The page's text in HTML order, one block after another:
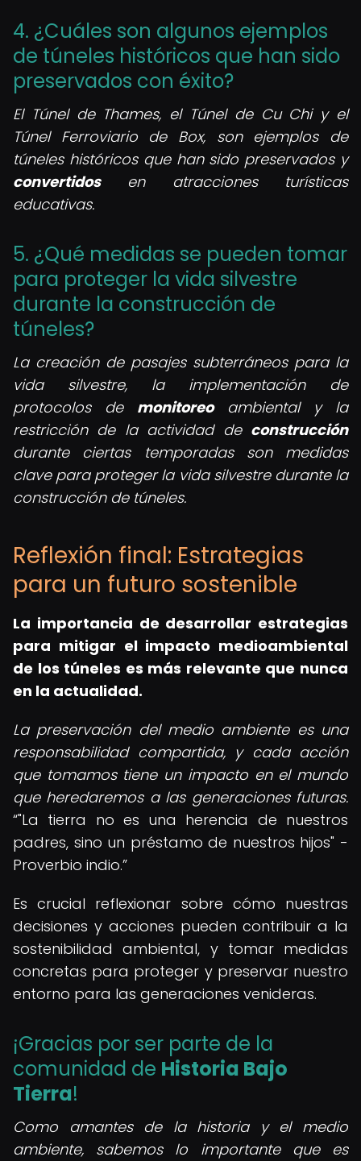
4. ¿Cuáles son algunos ejemplos
de túneles históricos que han sido
preservados con éxito?
El Túnel de Thames, el Túnel de Cu Chi y el
Túnel Ferroviario de Box, son ejemplos de
túneles históricos que han sido preservados y
convertidosen atracciones turísticas
educativas.
5. ¿Qué medidas se pueden tomar
para proteger la vida silvestre
durante la construcción de
túneles?
La creación de pasajes subterráneos para la
vida silvestre, la implementación de
protocolos de monitoreoambiental y la
restricción de la actividad de construcción
durante ciertas temporadas son medidas
clave para proteger la vida silvestre durante la
construcción de túneles.
Reflexión final: Estrategias
para un futuro sostenible
La importancia de desarrollar estrategias
para mitigar el impacto medioambiental
de los túneles es más relevante que nunca
en la actualidad.
La preservación del medio ambiente es una
responsabilidad compartida, y cada acción
que tomamos tiene un impacto en el mundo
que heredaremos a las generaciones futuras.
"La tierra no es una herencia de nuestros
padres, sino un préstamo de nuestros hijos" -
Proverbio indio.
Es crucial reflexionar sobre cómo nuestras
decisiones y acciones pueden contribuir a la
sostenibilidad ambiental, y tomar medidas
concretas para proteger y preservar nuestro
entorno para las generaciones venideras.
¡Gracias por ser parte de la
comunidad de Historia Bajo
Tierra!
Como amantes de la historia y el medio
ambiente, sabemos lo importante que es